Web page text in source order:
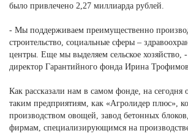
было привлечено 2,27 миллиарда рублей.
- Мы поддерживаем преимущественно
строительство, социальные сферы –
центры. Еще мы выделяем сельское хозяйство, -
директор Гарантийного фонда Ирина
Как рассказали нам в самом фонде, на сегодня
таким предприятиям, как «Агролидер плюс»,
производством овощей, завод бетонных
фирмам, специализирующимся на